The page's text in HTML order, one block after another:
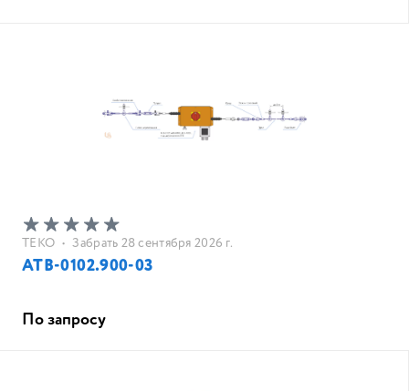
ТЕКО • Забрать 28 сентября 2026 г.
АТВ-0102.900-03
По запросу